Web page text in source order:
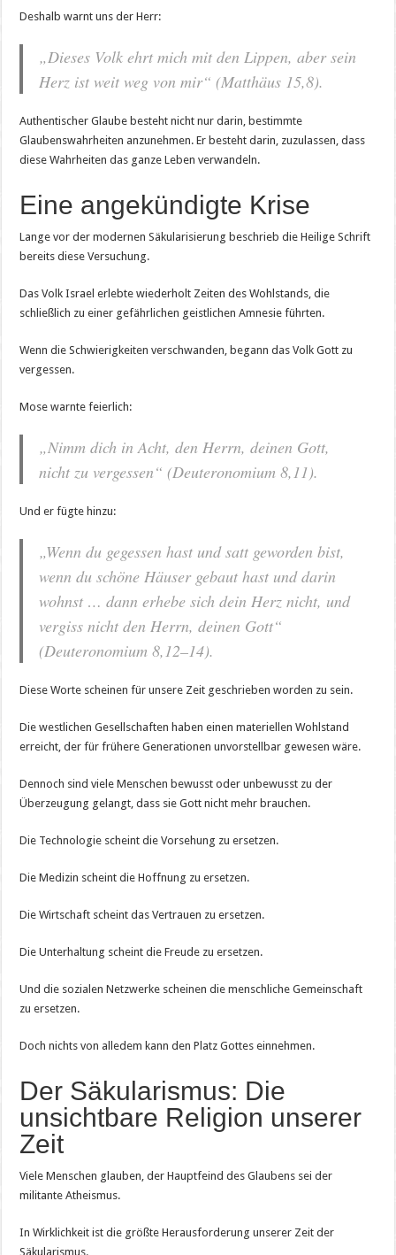
Deshalb warnt uns der Herr:
„Dieses Volk ehrt mich mit den Lippen, aber sein
Herz ist weit weg von mir“ (Matthäus 15,8).
Authentischer Glaube besteht nicht nur darin, bestimmte
Glaubenswahrheiten anzunehmen. Er besteht darin, zuzulassen, dass
diese Wahrheiten das ganze Leben verwandeln.
Eine angekündigte Krise
Lange vor der modernen Säkularisierung beschrieb die Heilige Schrift
bereits diese Versuchung.
Das Volk Israel erlebte wiederholt Zeiten des Wohlstands, die
schließlich zu einer gefährlichen geistlichen Amnesie führten.
Wenn die Schwierigkeiten verschwanden, begann das Volk Gott zu
vergessen.
Mose warnte feierlich:
„Nimm dich in Acht, den Herrn, deinen Gott,
nicht zu vergessen“ (Deuteronomium 8,11).
Und er fügte hinzu:
„Wenn du gegessen hast und satt geworden bist,
wenn du schöne Häuser gebaut hast und darin
wohnst … dann erhebe sich dein Herz nicht, und
vergiss nicht den Herrn, deinen Gott“
(Deuteronomium 8,12–14).
Diese Worte scheinen für unsere Zeit geschrieben worden zu sein.
Die westlichen Gesellschaften haben einen materiellen Wohlstand
erreicht, der für frühere Generationen unvorstellbar gewesen wäre.
Dennoch sind viele Menschen bewusst oder unbewusst zu der
Überzeugung gelangt, dass sie Gott nicht mehr brauchen.
Die Technologie scheint die Vorsehung zu ersetzen.
Die Medizin scheint die Hoffnung zu ersetzen.
Die Wirtschaft scheint das Vertrauen zu ersetzen.
Die Unterhaltung scheint die Freude zu ersetzen.
Und die sozialen Netzwerke scheinen die menschliche Gemeinschaft
zu ersetzen.
Doch nichts von alledem kann den Platz Gottes einnehmen.
Der Säkularismus: Die
unsichtbare Religion unserer
Zeit
Viele Menschen glauben, der Hauptfeind des Glaubens sei der
militante Atheismus.
In Wirklichkeit ist die größte Herausforderung unserer Zeit der
Säkularismus.